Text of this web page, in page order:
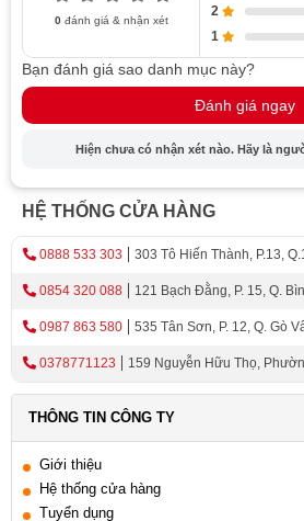
0đánh giá & nhận xét
2
1
Bạn đánh giá sao danh mục này?
Đánh giá ngay
Hiện chưa có nhận xét nào. Hãy là
HỆ THỐNG CỬA HÀNG
0888 533 303 303 Tô Hiến Thành, P.13,
0854 320 088 121 Bạch Đằng, P. 15, Q.
0987 863 580 535 Tân Sơn, P. 12, Q. Gò
0378771123
159 Nguyễn Hữu Thọ,
THÔNG TIN CÔNG TY
Giới thiệu
Hệ thống cửa hàng
Tuyển dụng